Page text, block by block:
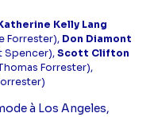
Kelly Lang
Forrester), Don Diamont
Spencer),Scott Clifton
Forrester),
à Los Angeles,